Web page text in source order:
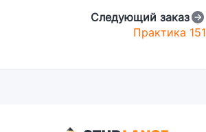
Следующий заказ
Практика 151